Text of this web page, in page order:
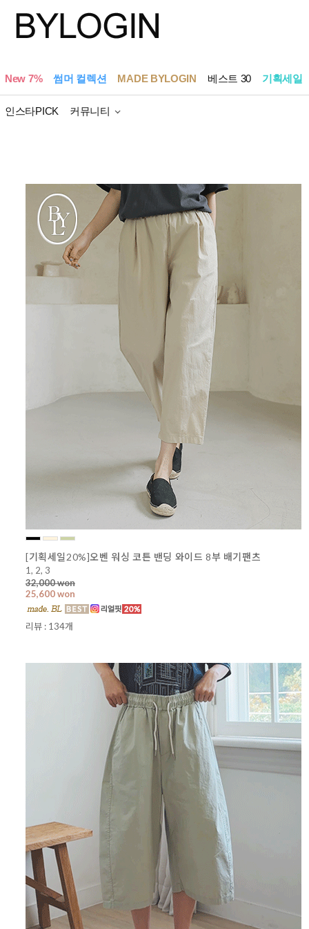
New 7% 썸머 컬렉션 MADE BYLOGIN 베스트 30 기획세일
인스타PICK 커뮤니티
[기획세일20%]오벤 워싱 코튼 밴딩 와이드 8부 배기팬츠
1, 2, 3
32,000 won
25,600 won
리뷰 : 134개